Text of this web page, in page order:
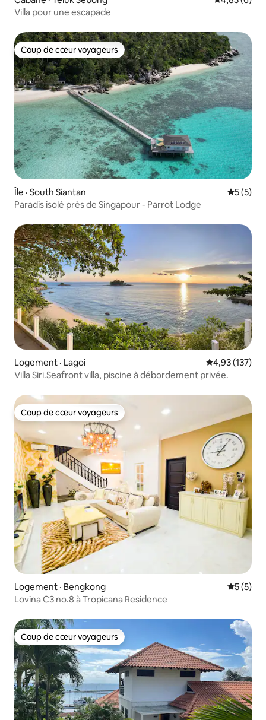
Villa pour une escapade
Coup de cœur voyageurs
Coup de cœur voyageurs
Île · South Siantan Note
5 (5)
Paradis isolé près de Singapour - Parrot Lodge
Logement · Lagoi Note
4,93 (137)
Villa Siri.Seafront villa​, piscine à débordement privée.
Coup de cœur voyageurs
Coup de cœur voyageurs
Logement · Bengkong Note
5 (5)
Lovina C3 no.8 à Tropicana Residence
Coup de cœur voyageurs
Coup de cœur voyageurs